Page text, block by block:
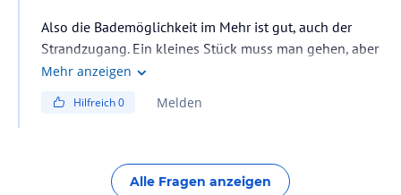
Also die Bademöglichkeit im Mehr ist gut, auch der
Strandzugang. Ein kleines Stück muss man gehen, aber
wirklich ein kleines Stück. Das Wasser ist
beantworten, da wir im April dort waren. Kiesstrand,
Sauberkeit. Ich hoffe ich hab ei kleines Bisschen
Mehr anzeigen
Hilfreich0 Melden
Alle Fragen anzeigen